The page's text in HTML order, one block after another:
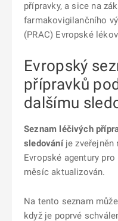
přípravky, a sice na
farmakovigilančního
(PRAC) Evropské
Evropský
přípravků
dalšímu
Seznam léčivých
sledováníje zveřejněn
Evropské agentury
měsíc aktualizován.
Na tento seznam
když je poprvé